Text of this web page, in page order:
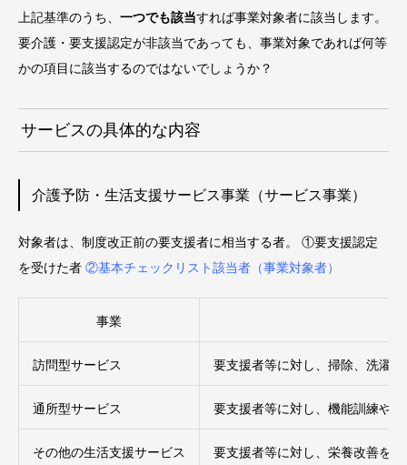
上記基準のうち、 一つでも該当すれば事業対象者に該当します。
要介護・要支援認定が非該当であっても、事業対象であれば何等
かの項目に該当するのではないでしょうか？
サービスの具体的な内容
介護予防・生活支援サービス事業（サービス事業）
対象者は、制度改正前の要支援者に相当する者。 ①要支援認定
を受けた者 ②基本チェックリスト該当者（事業対象者）
事業
訪問型サービス 要支援者等に対し、掃除、洗濯
通所型サービス 要支援者等に対し、機能訓練や
その他の生活支援サービス 要支援者等に対し、栄養改善を